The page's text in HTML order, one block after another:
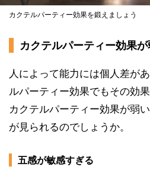
カクテルパーティー効果を鍛えましょう
カクテルパーティー効果
人によって能力には個人差が
ルパーティー効果でもその効
カクテルパーティー効果が弱
が見られるのでしょうか。
五感が敏感すぎる